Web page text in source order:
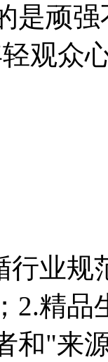
是顽
观众
行业
2.精品
和"来